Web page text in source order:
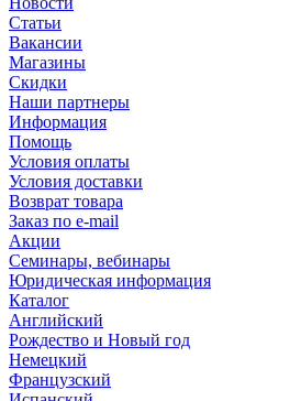
Статьи
Вакансии
Магазины
Скидки
Наши партнеры
Информация
Помощь
Условия оплаты
Условия доставки
Возврат товара
Заказ по e-mail
Акции
Семинары, вебинары
Юридическая информация
Каталог
Английский
Рождество и Новый год
Немецкий
Французский